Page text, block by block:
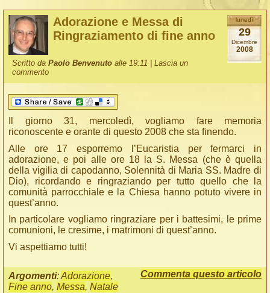
lunedì
29
Dicembre
2008
Adorazione e Messa di
Ringraziamento di fine anno
Scritto daPaolo Benvenuto alle 19:11 |Lascia un
commento
Il giorno 31, mercoledì, vogliamo fare memoria
riconoscente e orante di questo 2008 che sta finendo.
Alle ore 17 esporremo l’Eucaristia per fermarci in
adorazione, e poi alle ore 18 la S. Messa (che è quella
della vigilia di capodanno, Solennità di Maria SS. Madre di
Dio), ricordando e ringraziando per tutto quello che la
comunità parrocchiale e la Chiesa hanno potuto vivere in
quest’anno.
In particolare vogliamo ringraziare per i battesimi, le prime
comunioni, le cresime, i matrimoni di quest’anno.
Vi aspettiamo tutti!
Commenta questo articolo
Argomenti:Adorazione,
Fine anno, Messa, Natale